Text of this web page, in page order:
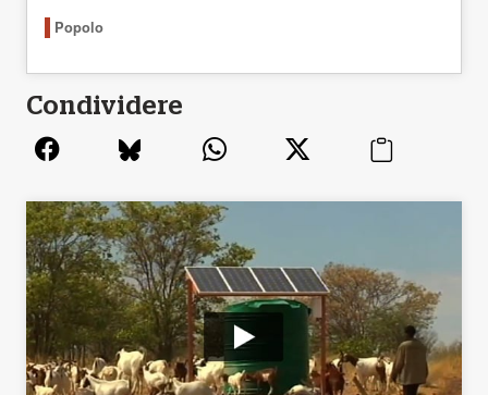
Popolo
Condividere